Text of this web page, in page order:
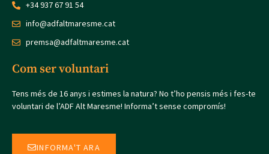
+34 937 67 91 54
info@adfaltmaresme.cat
premsa@adfaltmaresme.cat
Com ser voluntari
Tens més de 16 anys i estimes la natura? No t’ho pensis més i fes-te
voluntari de l’ADF Alt Maresme! Informa’t sense compromís!
INFORMA'T ARA